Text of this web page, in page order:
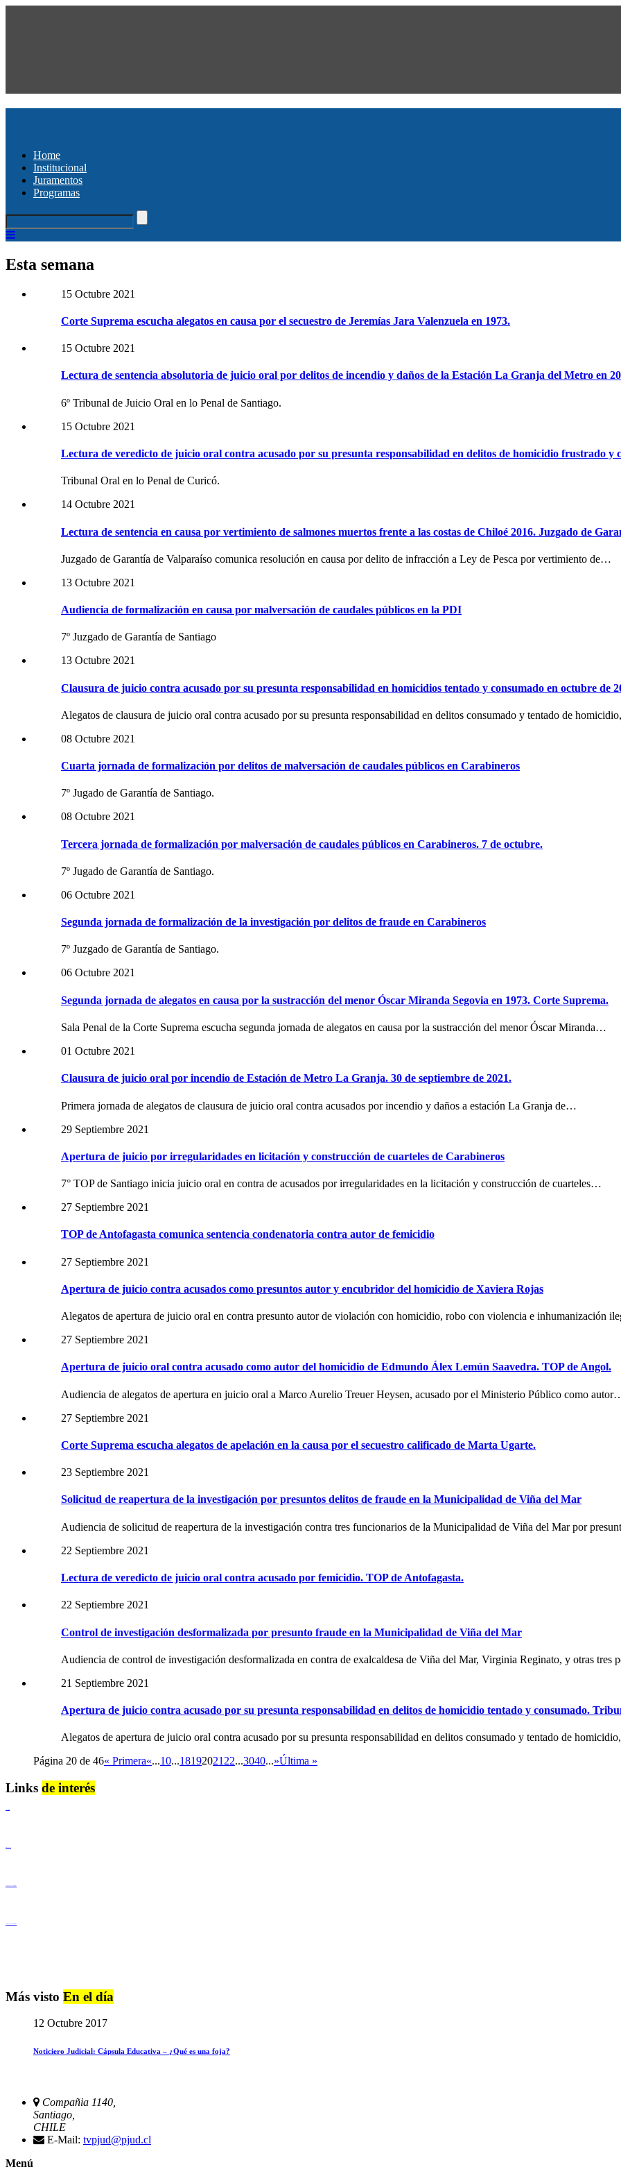
Home
Institucional
Juramentos
Programas
Esta semana
15 Octubre 2021
Corte Suprema escucha alegatos en causa por el secuestro de Jeremías Jara Valenzuela en 1973.
15 Octubre 2021
Lectura de sentencia absolutoria de juicio oral por delitos de incendio y daños de la Estación La Granja del Metro en
6º Tribunal de Juicio Oral en lo Penal de Santiago.
15 Octubre 2021
Lectura de veredicto de juicio oral contra acusado por su presunta responsabilidad en delitos de homicidio frustrado y
Tribunal Oral en lo Penal de Curicó.
14 Octubre 2021
Lectura de sentencia en causa por vertimiento de salmones muertos frente a las costas de Chiloé 2016. Juzgado de
Juzgado de Garantía de Valparaíso comunica resolución en causa por delito de infracción a Ley de Pesca por vertimiento de…
13 Octubre 2021
Audiencia de formalización en causa por malversación de caudales públicos en la PDI
7º Juzgado de Garantía de Santiago
13 Octubre 2021
Clausura de juicio contra acusado por su presunta responsabilidad en homicidios tentado y consumado en octubre de
Alegatos de clausura de juicio oral contra acusado por su presunta responsabilidad en delitos consumado y tentado de
08 Octubre 2021
Cuarta jornada de formalización por delitos de malversación de caudales públicos en Carabineros
7º Jugado de Garantía de Santiago.
08 Octubre 2021
Tercera jornada de formalización por malversación de caudales públicos en Carabineros. 7 de octubre.
7º Jugado de Garantía de Santiago.
06 Octubre 2021
Segunda jornada de formalización de la investigación por delitos de fraude en Carabineros
7º Juzgado de Garantía de Santiago.
06 Octubre 2021
Segunda jornada de alegatos en causa por la sustracción del menor Óscar Miranda Segovia en 1973. Corte Suprema.
Sala Penal de la Corte Suprema escucha segunda jornada de alegatos en causa por la sustracción del menor Óscar Miranda…
01 Octubre 2021
Clausura de juicio oral por incendio de Estación de Metro La Granja. 30 de septiembre de 2021.
Primera jornada de alegatos de clausura de juicio oral contra acusados por incendio y daños a estación La Granja de…
29 Septiembre 2021
Apertura de juicio por irregularidades en licitación y construcción de cuarteles de Carabineros
7° TOP de Santiago inicia juicio oral en contra de acusados por irregularidades en la licitación y construcción de cuarteles…
27 Septiembre 2021
TOP de Antofagasta comunica sentencia condenatoria contra autor de femicidio
27 Septiembre 2021
Apertura de juicio contra acusados como presuntos autor y encubridor del homicidio de Xaviera Rojas
Alegatos de apertura de juicio oral en contra presunto autor de violación con homicidio, robo con violencia e inhumanización
27 Septiembre 2021
Apertura de juicio oral contra acusado como autor del homicidio de Edmundo Álex Lemún Saavedra. TOP de Angol.
Audiencia de alegatos de apertura en juicio oral a Marco Aurelio Treuer Heysen, acusado por el Ministerio Público como
27 Septiembre 2021
Corte Suprema escucha alegatos de apelación en la causa por el secuestro calificado de Marta Ugarte.
23 Septiembre 2021
Solicitud de reapertura de la investigación por presuntos delitos de fraude en la Municipalidad de Viña del Mar
Audiencia de solicitud de reapertura de la investigación contra tres funcionarios de la Municipalidad de Viña del Mar por
22 Septiembre 2021
Lectura de veredicto de juicio oral contra acusado por femicidio. TOP de Antofagasta.
22 Septiembre 2021
Control de investigación desformalizada por presunto fraude en la Municipalidad de Viña del Mar
Audiencia de control de investigación desformalizada en contra de exalcaldesa de Viña del Mar, Virginia Reginato, y otras tres
21 Septiembre 2021
Apertura de juicio contra acusado por su presunta responsabilidad en delitos de homicidio tentado y consumado.
Alegatos de apertura de juicio oral contra acusado por su presunta responsabilidad en delitos consumado y tentado de
Página 20 de 46« Primera«...10...18192021 22...3040...»Última »
Links de interés
Más visto En el día
12 Octubre 2017
Noticiero Judicial: Cápsula Educativa – ¿Qué es una foja?
Compañia 1140,
Santiago,
CHILE
E-Mail: tvpjud@pjud.cl
Menú